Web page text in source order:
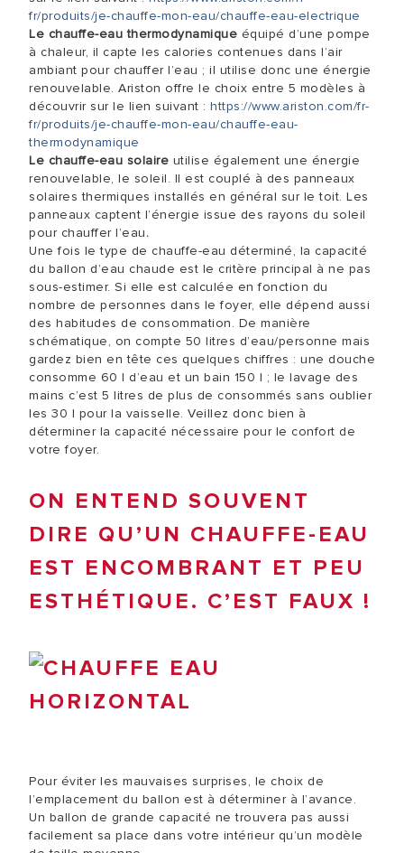
fr/produits/je-chauffe-mon-eau/chauffe-eau-electrique
Le chauffe-eau thermodynamique équipé d’une pompe
à chaleur, il capte les calories contenues dans l’air
ambiant pour chauffer l’eau ; il utilise donc une énergie
renouvelable. Ariston offre le choix entre 5 modèles à
découvrir sur le lien suivant : https://www.ariston.com/fr-
fr/produits/je-chauffe-mon-eau/chauffe-eau-
thermodynamique
Le chauffe-eau solaire utilise également une énergie
renouvelable, le soleil. Il est couplé à des panneaux
solaires thermiques installés en général sur le toit. Les
panneaux captent l’énergie issue des rayons du soleil
pour chauffer l’eau.
Une fois le type de chauffe-eau déterminé, la capacité
du ballon d’eau chaude est le critère principal à ne pas
sous-estimer. Si elle est calculée en fonction du
nombre de personnes dans le foyer, elle dépend aussi
des habitudes de consommation. De manière
schématique, on compte 50 litres d’eau/personne mais
gardez bien en tête ces quelques chiffres : une douche
consomme 60 l d’eau et un bain 150 l ; le lavage des
mains c’est 5 litres de plus de consommés sans oublier
les 30 l pour la vaisselle. Veillez donc bien à
déterminer la capacité nécessaire pour le confort de
votre foyer.
ON ENTEND SOUVENT
DIRE QU’UN CHAUFFE-EAU
EST ENCOMBRANT ET PEU
ESTHÉTIQUE. C’EST FAUX !
Pour éviter les mauvaises surprises, le choix de
l’emplacement du ballon est à déterminer à l’avance.
Un ballon de grande capacité ne trouvera pas aussi
facilement sa place dans votre intérieur qu’un modèle